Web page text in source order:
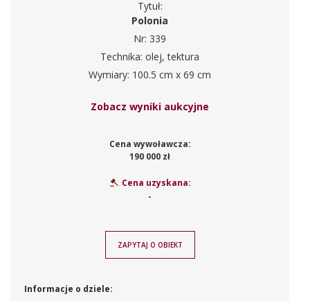
Tytuł:
Polonia
Nr: 339
Technika: olej, tektura
Wymiary: 100.5 cm x 69 cm
Zobacz wyniki aukcyjne
Cena wywoławcza:
190 000 zł
Cena uzyskana:
-
ZAPYTAJ O OBIEKT
Informacje o dziele: